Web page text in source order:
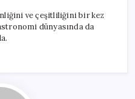
ve çeşitliliğini bir kez
dünyasında da